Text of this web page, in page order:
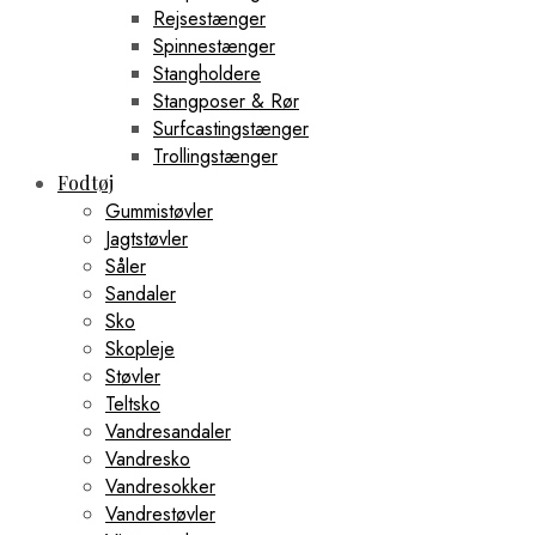
Rejsestænger
Spinnestænger
Stangholdere
Stangposer & Rør
Surfcastingstænger
Trollingstænger
Fodtøj
Gummistøvler
Jagtstøvler
Såler
Sandaler
Sko
Skopleje
Støvler
Teltsko
Vandresandaler
Vandresko
Vandresokker
Vandrestøvler